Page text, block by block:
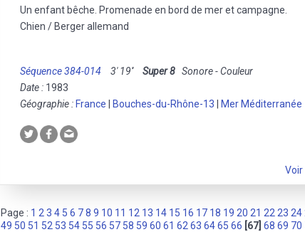
Un enfant bêche. Promenade en bord de mer et campagne.
Chien / Berger allemand
Séquence 384-014 3' 19'' Super 8 Sonore - Couleur
Date : 1983
Géographie : France Bouches-du-Rhône-13 Mer Méditerranée
Voir
Page : 1 2 3 4 5 6 7 8 9 10 11 12 13 14 15 16 17 18 19 20 21 22 23 24
49 50 51 52 53 54 55 56 57 58 59 60 61 62 63 64 65 66 [67] 68 69 70